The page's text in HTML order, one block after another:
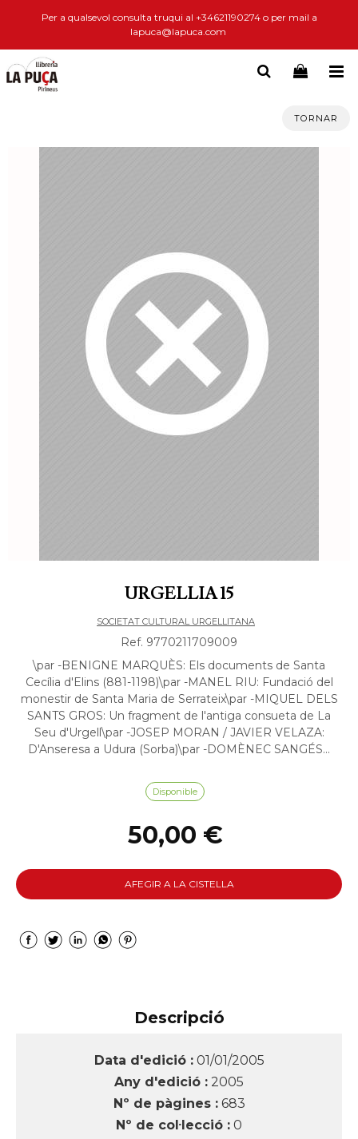
Per a qualsevol consulta truqui al +34621190274 o per mail a
lapuca@lapuca.com
TORNAR
URGELLIA 15
SOCIETAT CULTURAL URGELLITANA
Ref. 9770211709009
\par -BENIGNE MARQUÈS: Els documents de Santa
Cecília d'Elins (881-1198)\par -MANEL RIU: Fundació del
monestir de Santa Maria de Serrateix\par -MIQUEL DELS
SANTS GROS: Un fragment de l'antiga consueta de La
Seu d'Urgell\par -JOSEP MORAN / JAVIER VELAZA:
D'Anseresa a Udura (Sorba)\par -DOMÈNEC SANGÉS...
Disponible
50,00 €
AFEGIR A LA CISTELLA
Descripció
Data d'edició : 01/01/2005
Any d'edició : 2005
Nº de pàgines : 683
Nº de col·lecció : 0